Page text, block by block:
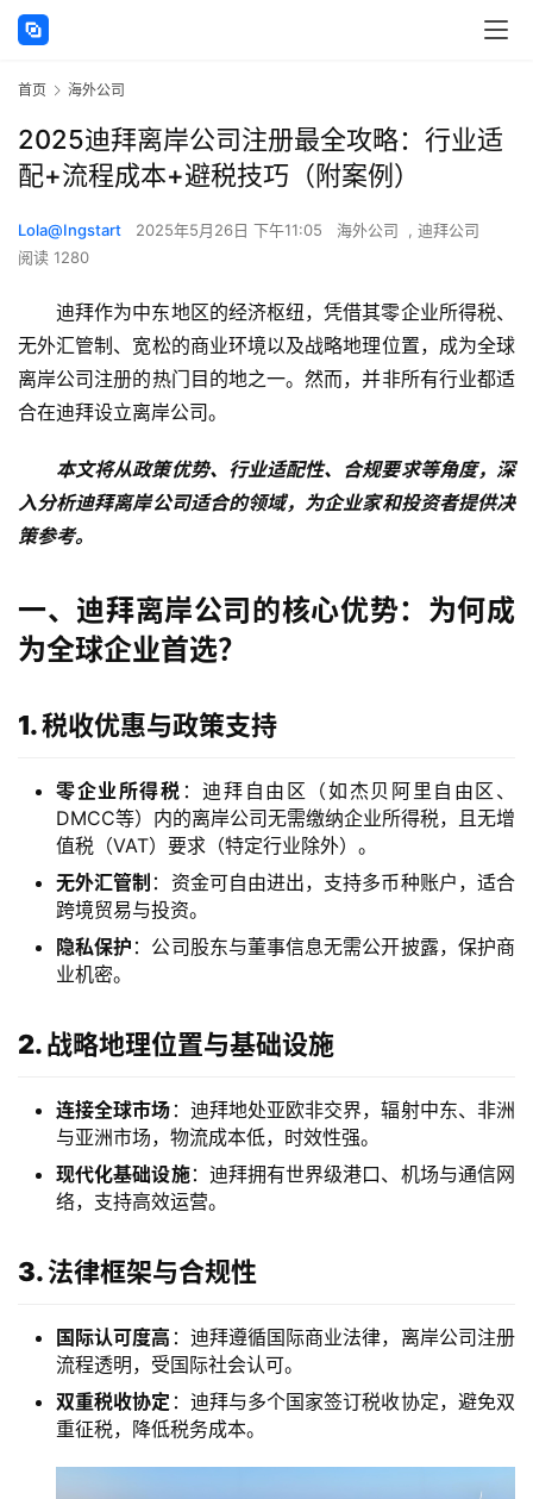
首页 海外公司
2025迪拜离岸公司注册最全攻略：行业适
配+流程成本+避税技巧（附案例）
Lola@Ingstart 2025年5月26日 下午11:05 海外公司 , 迪拜公司
阅读 1280
迪拜作为中东地区的经济枢纽，凭借其零企业所得税、
无外汇管制、宽松的商业环境以及战略地理位置，成为全球
离岸公司注册的热门目的地之一。然而，并非所有行业都适
合在迪拜设立离岸公司。
本文将从政策优势、行业适配性、合规要求等角度，深
入分析迪拜离岸公司适合的领域，为企业家和投资者提供决
策参考。
一、迪拜离岸公司的核心优势：为何成
为全球企业首选？
1. 税收优惠与政策支持
零企业所得税 ：迪拜自由区（如杰贝阿里自由区、
DMCC等）内的离岸公司无需缴纳企业所得税，且无增
值税（VAT）要求（特定行业除外）。
无外汇管制 ：资金可自由进出，支持多币种账户，适合
跨境贸易与投资。
隐私保护 ：公司股东与董事信息无需公开披露，保护商
业机密。
2. 战略地理位置与基础设施
连接全球市场 ：迪拜地处亚欧非交界，辐射中东、非洲
与亚洲市场，物流成本低，时效性强。
现代化基础设施：迪拜拥有世界级港口、机场与通信网
络，支持高效运营。
3. 法律框架与合规性
国际认可度高 ：迪拜遵循国际商业法律，离岸公司注册
流程透明，受国际社会认可。
双重税收协定 ：迪拜与多个国家签订税收协定，避免双
重征税，降低税务成本。